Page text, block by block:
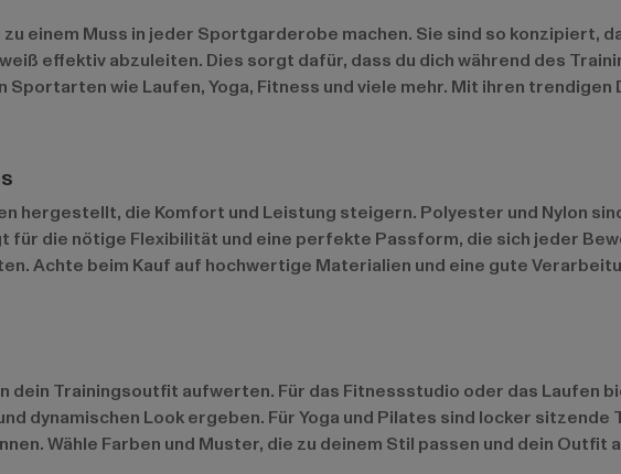
einem Muss in jeder Sportgarderobe machen. Sie sind so konzipiert,
effektiv abzuleiten. Dies sorgt dafür, dass du dich während des
wie Laufen, Yoga, Fitness und viele mehr. Mit ihren trendigen
hergestellt, die Komfort und Leistung steigern. Polyester und Nylon
die nötige Flexibilität und eine perfekte Passform, die sich jeder
Achte beim Kauf auf hochwertige Materialien und eine gute
dein Trainingsoutfit aufwerten. Für das Fitnessstudio oder das Laufen
dynamischen Look ergeben. Für Yoga und Pilates sind locker
Wähle Farben und Muster, die zu deinem Stil passen und dein Outfit